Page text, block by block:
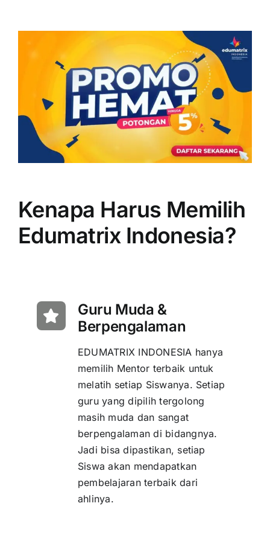
Kenapa Harus Memilih
Edumatrix Indonesia?
Guru Muda &
Berpengalaman
EDUMATRIX INDONESIA hanya
memilih Mentor terbaik untuk
melatih setiap Siswanya. Setiap
guru yang dipilih tergolong
masih muda dan sangat
berpengalaman di bidangnya.
Jadi bisa dipastikan, setiap
Siswa akan mendapatkan
pembelajaran terbaik dari
ahlinya.